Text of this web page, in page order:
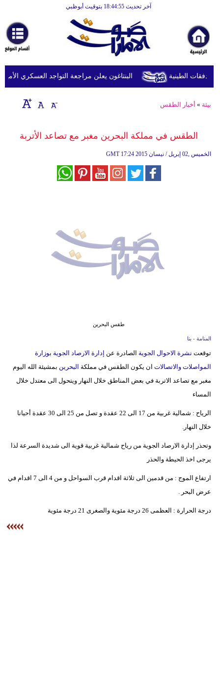
آخر تحديث 18:44:55 بتوقيت أبوظبي
أخبارعاجلة
رياضة
ثقافة
إقتصاد
وموسيقى
إسلامية
مدوَّنات
البنتاغون يعلن مراجعة التواجد العسكري
بيئة » أخبار الطقس
الطقس في مملكة البحرين مغبر مع تصاعد الأتربة
GMT 17:24 2015 الخميس ,02 إبريل / نيسان
طقس البحرين
المنامة - بنا
توقعت نشرة الاحوال الجوية الصادرة عن إدارة الارصاد الجوية بوزارة
المواصلات والاتصالات ان يكون الطقس في مملكة البحرين بمشيئة الله اليوم
مغبر مع تصاعد الاتربة في بعض المناطق خلال النهار ويتحول الى معتدل خلال
المساء
الرياح : شمالية غربية من 17 الى 22 عقدة و تصل من 25 الى 30 عقدة أحيانا
خلال النهار.
وتحذر إدارة الارصاد الجوية من رياح شمالية غربية قوية الى شديدة السرعة لذا
يرجى اخذ الحيطة والحذر
ارتفاع الموج : من قدمين الى ثلاثة اقدام قرب السواحل و من 4 الى 7 اقدام في
عرض البحر .
درجة الحرارة : العظمى 26 درجة مئوية والصغرى 21 درجة مئوية